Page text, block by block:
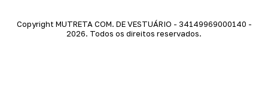
Copyright MUTRETA COM. DE VESTUÁRIO - 34149969000140 -
2026. Todos os direitos reservados.